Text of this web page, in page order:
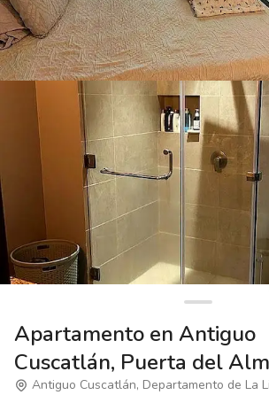
Apartamento en Antiguo
Cuscatlán, Puerta del
Antiguo Cuscatlán, Departamento de La